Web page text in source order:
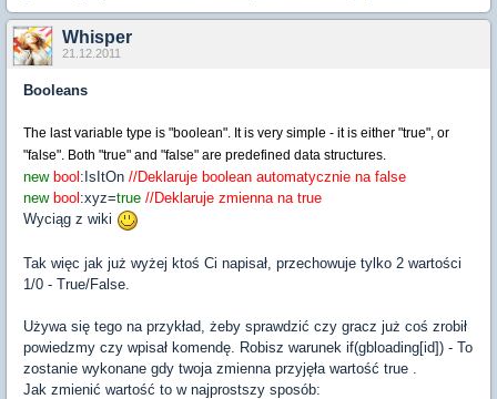
Whisper
21.12.2011
Booleans
The last variable type is "boolean". It is very simple - it is either "true", or
"false". Both "true" and "false" are predefined data structures.
new bool :IsItOn //Deklaruje boolean automatycznie na false
new bool :xyz=true //Deklaruje zmienna na true
Wyciąg z wiki
Tak więc jak już wyżej ktoś Ci napisał, przechowuje tylko 2 wartości
1/0 - True/False.
Używa się tego na przykład, żeby sprawdzić czy gracz już coś zrobił
powiedzmy czy wpisał komendę. Robisz warunek if(gbloading[id]) - To
zostanie wykonane gdy twoja zmienna przyjęła wartość true .
Jak zmienić wartość to w najprostszy sposób: